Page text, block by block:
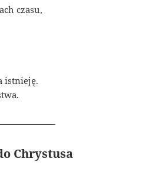
czasu,
istnieję.
Chrystusa